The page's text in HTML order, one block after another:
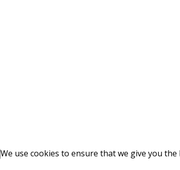
We use cookies to ensure that we give you